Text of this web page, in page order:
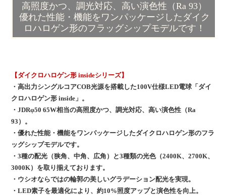
高照度かつ、調光対応、高い演色性（Ra 93）
優れた性能・機能をワンパッケージしたダイク
ロハロゲン形のフラッグシップモデルです！
【ダイクロハロゲン形 insideシリーズ】
・高出力シングルコアCOB光源を搭載した100V仕様LED電球「ダイ
クロハロゲン形 inside」。
・JDRφ50 65W相当の高照度かつ、調光対応、高い演色性（Ra
93）。
・優れた性能・機能をワンパッケージしたダイクロハロゲン形のフラ
ッグシップモデルです。
・3種の配光（狭角、中角、広角）と3種類の光色（2400K、2700K、
3000K）を取り揃えております。
・ウシオならではの輪郭の美しいグラデーション配光を実現。
・LED素子を最適化により、約10%照度アップと演色性を向上。